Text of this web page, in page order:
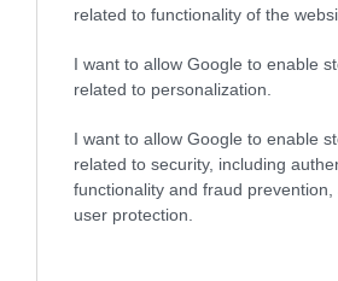
related to functionality of the
I want to allow Google to enable
related to personalization.
I want to allow Google to enable
related to security, including
functionality and fraud
user protection.
Εύβοια: Πάνω από 1 εκατ.
27.02.2024 | 18:40